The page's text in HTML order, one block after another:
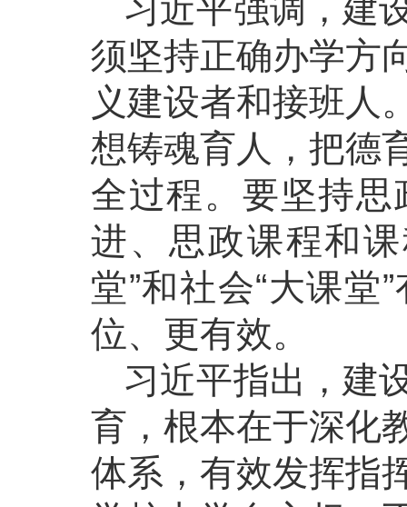
习近平强调，建
须坚持正确办学方
义建设者和接班人
想铸魂育人，把德
全过程。要坚持
进、思政课程和
堂”和社会“大课堂
位、更有效。
习近平指出，建
育，根本在于深化
体系，有效发挥指